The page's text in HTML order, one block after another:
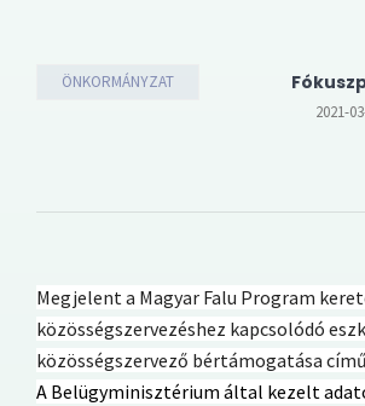
ÖNKORMÁNYZAT
2021-
Megjelent a Magyar Falu Program
közösségszervezéshez kapcsolódó
közösségszervező bértámogatása
A Belügyminisztérium által kezelt